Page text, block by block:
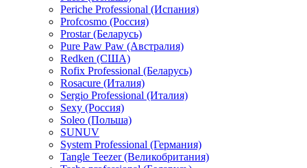
Periche Professional (Испания)
Profcosmo (Россия)
Prostar (Беларусь)
Pure Paw Paw (Австралия)
Redken (США)
Rofix Professional (Беларусь)
Rosacure (Италия)
Sergio Professional (Италия)
Sexy (Россия)
Soleo (Польша)
SUNUV
System Professional (Германия)
Tangle Teezer (Великобритания)